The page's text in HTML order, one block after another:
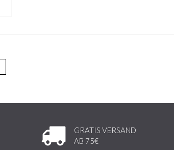
GRATIS VERSAND
AB 75€